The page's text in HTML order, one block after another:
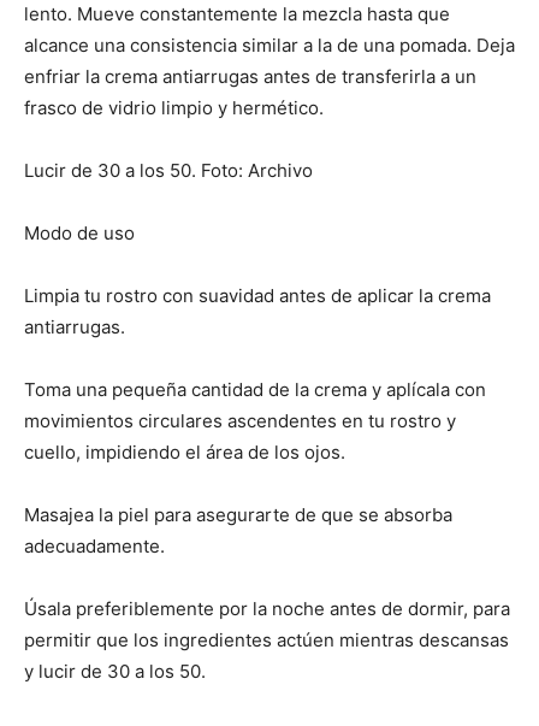
lento. Mueve constantemente la mezcla hasta que
alcance una consistencia similar a la de una pomada. Deja
enfriar la crema antiarrugas antes de transferirla a un
frasco de vidrio limpio y hermético.
Lucir de 30 a los 50. Foto: Archivo
Modo de uso
Limpia tu rostro con suavidad antes de aplicar la crema
antiarrugas.
Toma una pequeña cantidad de la crema y aplícala con
movimientos circulares ascendentes en tu rostro y
cuello, impidiendo el área de los ojos.
Masajea la piel para asegurarte de que se absorba
adecuadamente.
Úsala preferiblemente por la noche antes de dormir, para
permitir que los ingredientes actúen mientras descansas
y lucir de 30 a los 50.